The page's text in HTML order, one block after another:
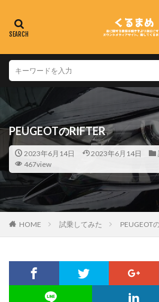
PEUGEOTのRIFTER
2023年6月14日 2023年6月14日
467view
HOME 試乗してみた PEUGEOT